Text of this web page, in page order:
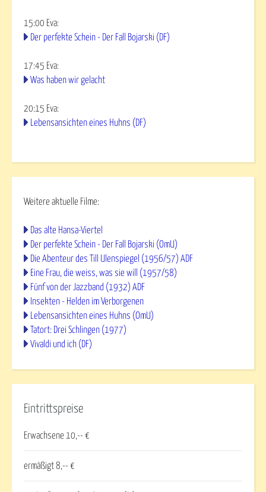
15:00 Eva:
Der perfekte Schein - Der Fall Bojarski (DF)
17:45 Eva:
Was haben wir gelacht
20:15 Eva:
Lebensansichten eines Huhns (DF)
Weitere aktuelle Filme:
Das alte Hansa-Viertel
Der perfekte Schein - Der Fall Bojarski (OmU)
Die Abenteur des Till Ulenspiegel (1956/57) ADF
Eine Frau, die weiss, was sie will (1957/58)
Fünf von der Jazzband (1932) ADF
Insekten - Helden im Verborgenen
Lebensansichten eines Huhns (OmU)
Tatort: Drei Schlingen (1977)
Vivaldi und ich (DF)
Eintrittspreise
Erwachsene 10,-- €
ermäßigt 8,-- €